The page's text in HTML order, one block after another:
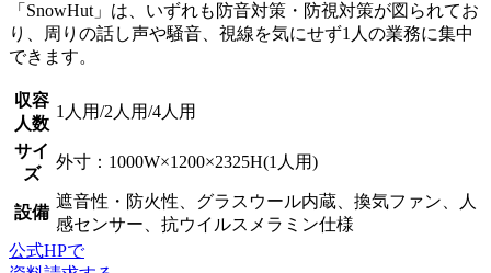
「SnowHut」は、いずれも 防音対策・防視対策が図られてお
り、周りの話し声や騒音、視線を気にせず1人の業務に集中
できます。
収容
人数
1人用/2人用/4人用
サイ
ズ
外寸：1000W×1200×2325H(1人用)
設備
遮音性・防火性、グラスウール内蔵、換気ファン、人
感センサー、抗ウイルスメラミン仕様
公式HPで